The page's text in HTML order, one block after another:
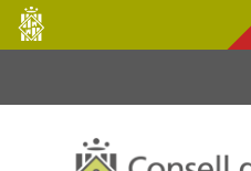
Salta al contingut principal
Consell
de
Mallorca